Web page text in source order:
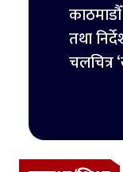
तथा
चलचित्र